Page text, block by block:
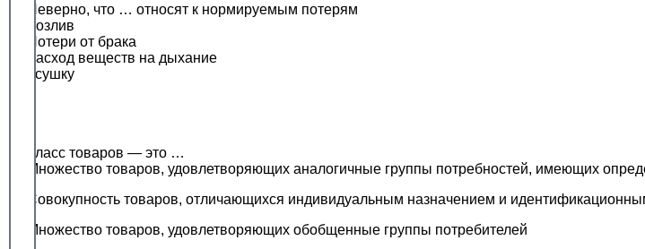
Неверно, что … относят к нормируемым потерям
Розлив
Потери от брака
Расход веществ на дыхание
Усушку
Класс товаров — это …
Множество товаров, удовлетворяющих аналогичные группы потребностей, имеющих
Совокупность товаров, отличающихся индивидуальным назначением и
Множество товаров, удовлетворяющих обобщенные группы потребителей